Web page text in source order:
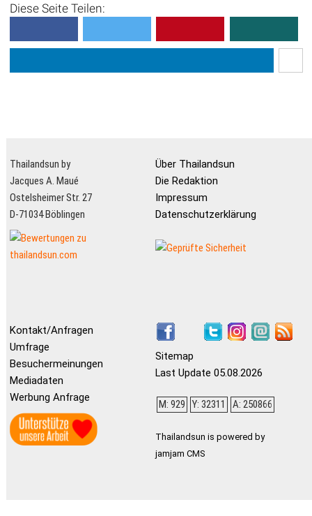
Diese Seite Teilen:
Thailandsun by
Jacques A. Maué
Ostelsheimer Str. 27
D-71034 Böblingen
Über Thailandsun
Die Redaktion
Impressum
Datenschutzerklärung
Kontakt/Anfragen
Umfrage
Besuchermeinungen
Mediadaten
Werbung Anfrage
Sitemap
Last Update 05.08.2026
M: 929 Y: 32311 A: 250866
Thailandsun is powered by
jamjam CMS